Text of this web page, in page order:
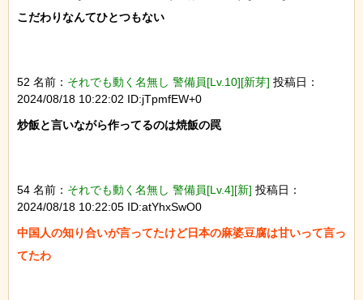
こだわりなんてひとつもない
52 名前： それでも動く名無し 警備員[Lv.10][新芽] 投稿日：
2024/08/18 10:22:02 ID:jTpmfEW+0
炒飯と言いながら作ってるのは焼飯の罠
54 名前： それでも動く名無し 警備員[Lv.4][新] 投稿日：
2024/08/18 10:22:05 ID:atYhxSwO0
中国人の知り合いが言ってたけど日本の麻婆豆腐は甘いって言っ
てたわ